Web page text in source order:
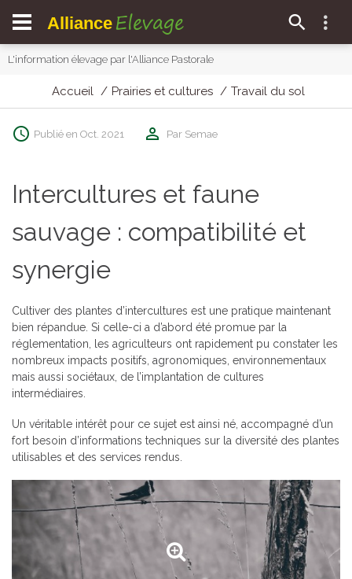
Alliance Elevage
L'information élevage par l'Alliance Pastorale
Accueil Prairies et cultures Travail du sol
Publié en Oct. 2021 Par Semae
Intercultures et faune
sauvage : compatibilité et
synergie
Cultiver des plantes d’intercultures est une pratique maintenant
bien répandue. Si celle-ci a d’abord été promue par la
réglementation, les agriculteurs ont rapidement pu constater les
nombreux impacts positifs, agronomiques, environnementaux
mais aussi sociétaux, de l’implantation de cultures
intermédiaires.
Un véritable intérêt pour ce sujet est ainsi né, accompagné d’un
fort besoin d’informations techniques sur la diversité des plantes
utilisables et des services rendus.